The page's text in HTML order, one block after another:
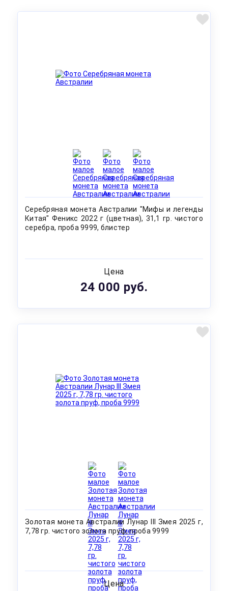
Серебряная монета Австралии "Мифы и легенды
Китая" Феникс 2022 г (цветная), 31,1 гр. чистого
серебра, проба 9999, блистер
Цена
24 000 руб.
Золотая монета Австралии Лунар III Змея 2025 г,
7,78 гр. чистого золота пруф, проба 9999
Цена